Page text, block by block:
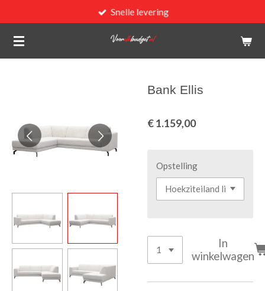
direct
naar
Snelle levering
Bank Ellis
€ 1.159,00
Opstelling
In
winkelwagen